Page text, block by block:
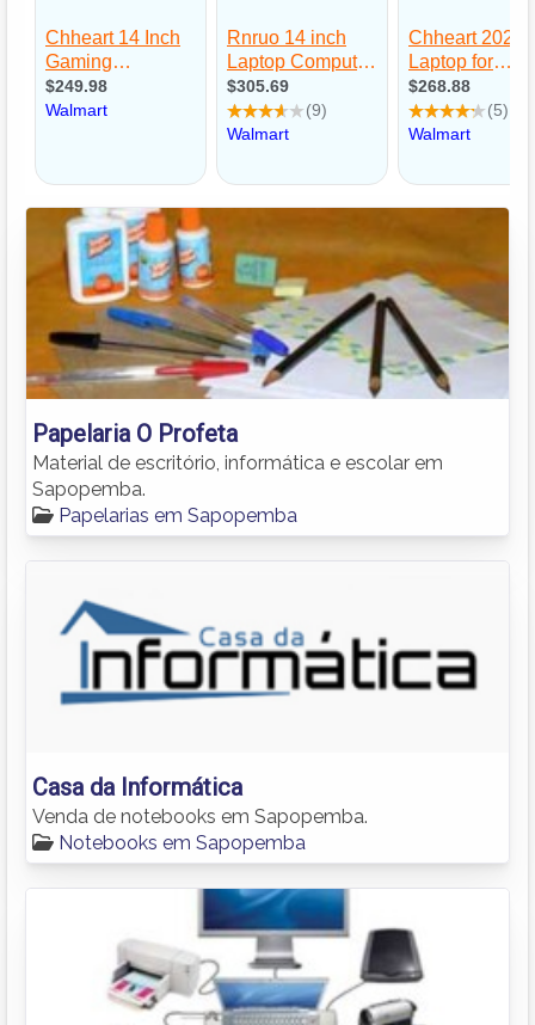
Papelaria O Profeta
Material de escritório, informática e escolar em
Sapopemba.
Papelarias em Sapopemba
Casa da Informática
Venda de notebooks em Sapopemba.
Notebooks em Sapopemba